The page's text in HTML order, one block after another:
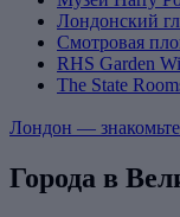
Лондонский
Смотровая
RHS Garden
The State
Лондон —
Города в